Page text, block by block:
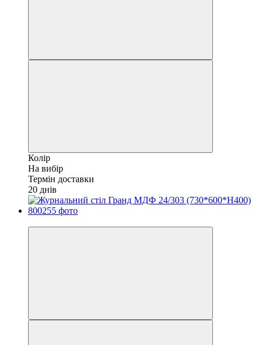
Колір
На вибір
Термін доставки
20 днів